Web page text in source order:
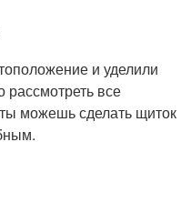
и уделили
рассмотреть все
можешь сделать щиток